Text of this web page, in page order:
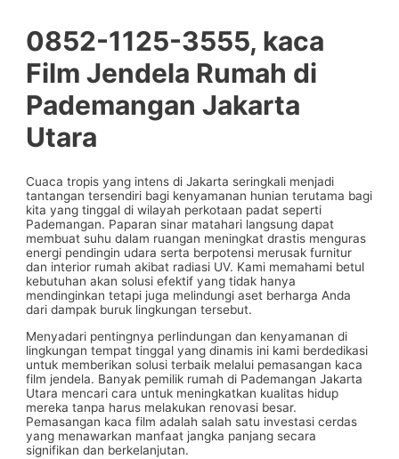
0852-1125-3555, kaca
Film Jendela Rumah di
Pademangan Jakarta
Utara
Cuaca tropis yang intens di Jakarta seringkali menjadi
tantangan tersendiri bagi kenyamanan hunian terutama bagi
kita yang tinggal di wilayah perkotaan padat seperti
Pademangan. Paparan sinar matahari langsung dapat
membuat suhu dalam ruangan meningkat drastis menguras
energi pendingin udara serta berpotensi merusak furnitur
dan interior rumah akibat radiasi UV. Kami memahami betul
kebutuhan akan solusi efektif yang tidak hanya
mendinginkan tetapi juga melindungi aset berharga Anda
dari dampak buruk lingkungan tersebut.
Menyadari pentingnya perlindungan dan kenyamanan di
lingkungan tempat tinggal yang dinamis ini kami berdedikasi
untuk memberikan solusi terbaik melalui pemasangan kaca
film jendela. Banyak pemilik rumah di Pademangan Jakarta
Utara mencari cara untuk meningkatkan kualitas hidup
mereka tanpa harus melakukan renovasi besar.
Pemasangan kaca film adalah salah satu investasi cerdas
yang menawarkan manfaat jangka panjang secara
signifikan dan berkelanjutan.